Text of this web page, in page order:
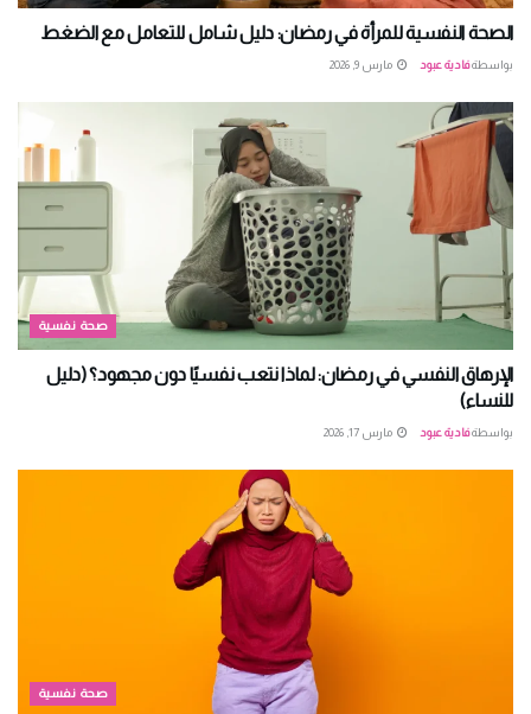
الصحة النفسية للمرأة في رمضان: دليل شامل للتعامل مع الضغط
بواسطةفادية عبود مارس 9, 2026
صحة نفسية
الإرهاق النفسي في رمضان: لماذا نتعب نفسيًا دون مجهود؟ (دليل
للنساء)
بواسطةفادية عبود مارس 17, 2026
صحة نفسية